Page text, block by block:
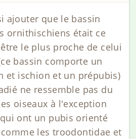
ajouter que le bassin
ornithischiens était ce
le plus proche de celui
bassin comporte un
et ischion et un prépubis)
ne ressemble pas du
oiseaux à l'exception
ont un pubis orienté
les troodontidae et